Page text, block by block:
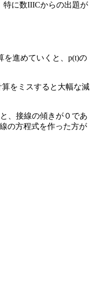
特に数IIICからの出題が
を進めていくと、p(t)の
をミスすると大幅な減
、接線の傾きが０であ
の方程式を作った方が